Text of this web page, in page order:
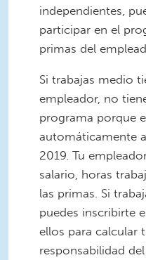
independientes,
participar en el
primas del
Si trabajas medio
empleador, no
programa porque
automáticamente
2019. Tu
salario, horas
las primas. Si
puedes inscribirte
ellos para calcular
responsabilidad